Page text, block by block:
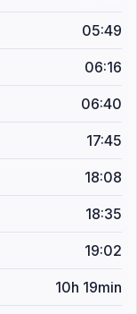
05:49
06:16
06:40
17:45
18:08
18:35
19:02
10h 19min